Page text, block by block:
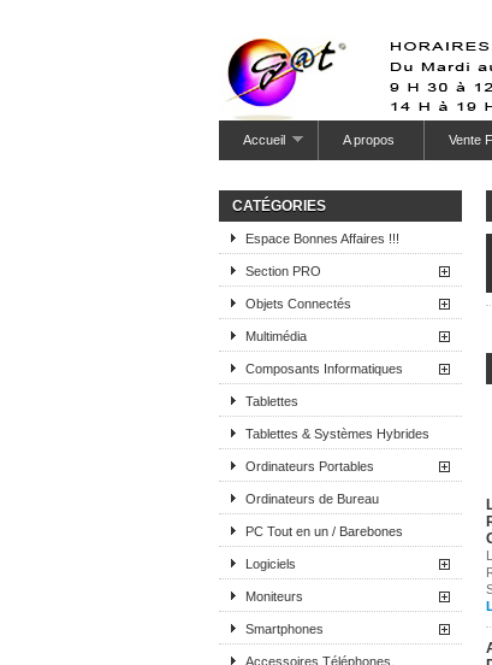
Accueil A propos Vente
CATÉGORIES
Espace Bonnes Affaires !!!
Section PRO
Objets Connectés
Multimédia
Composants Informatiques
Tablettes
Tablettes & Systèmes Hybrides
Ordinateurs Portables
Ordinateurs de Bureau
PC Tout en un / Barebones
Logiciels
Moniteurs
Smartphones
Accessoires Téléphones,